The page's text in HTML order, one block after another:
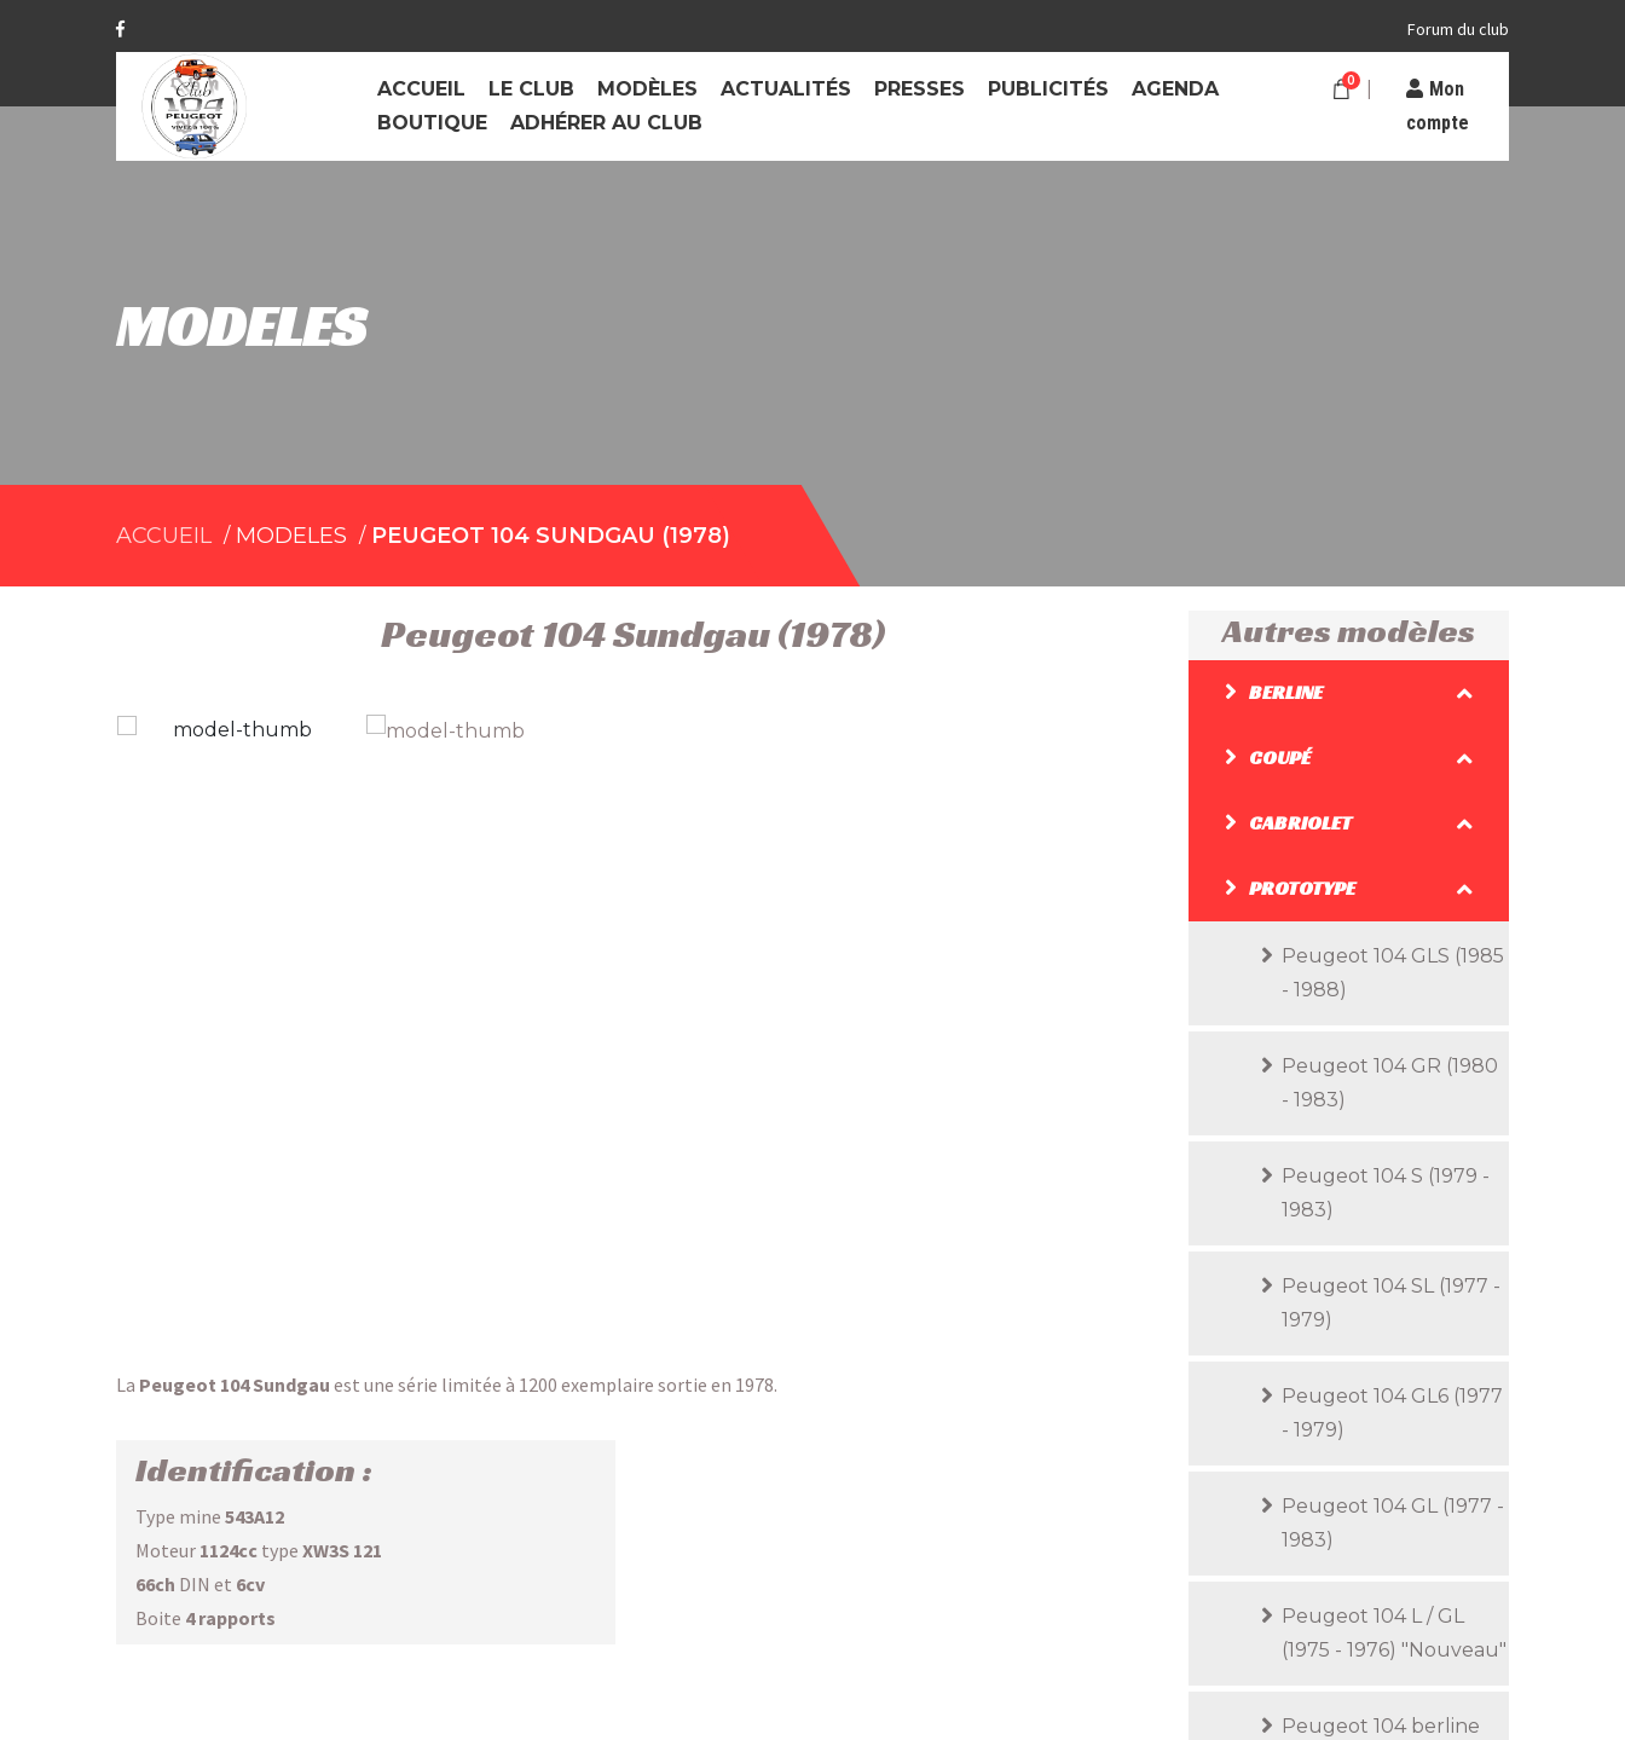
Forum du club
ACCUEIL LE CLUB MODÈLES ACTUALITÉS PRESSES PUBLICITÉS
AGENDA
BOUTIQUE
ADHÉRER AU CLUB
0
Mon
compte
MODELES
ACCUEIL MODELES PEUGEOT 104 SUNDGAU (1978)
Peugeot 104 Sundgau (1978)
La Peugeot 104 Sundgau est une série limitée à 1200 exemplaire sortie en 1978.
Identification :
Type mine 543A12
Moteur 1124cc type XW3S 121
66ch DIN et 6cv
Boite 4 rapports
Autres modèles
BERLINE
COUPÉ
CABRIOLET
PROTOTYPE
Peugeot 104 GLS (1985
- 1988)
Peugeot 104 GR (1980
- 1983)
Peugeot 104 S (1979 -
1983)
Peugeot 104 SL (1977 -
1979)
Peugeot 104 GL6 (1977
- 1979)
Peugeot 104 GL (1977 -
1983)
Peugeot 104 L / GL
(1975 - 1976) "Nouveau"
Peugeot 104 berline